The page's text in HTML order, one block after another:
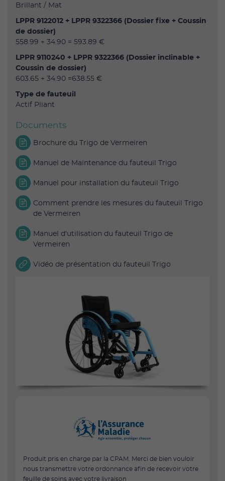
Brillant / Mat
LPPR 9122012 + LPPR 9322366 (Dossier fixe + Coussin
de dossier)
558.99 + 34.90 = 593.89 €
LPPR 9110240 + LPPR 9322366 (Dossier inclinable +
Coussin de dossier)
603.65 + 34.90 =638.55 €
Type de fauteuil
Actif Pliant
Documents
Brochure du Trigo de Vermeiren
Manuel de Maintenance du fauteuil Trigo
Manuel pour installation du fauteuil Trigo
Comment prendre les mesures du fauteuil Trigo
de Vermeiren
Manuel d'utilisation du fauteuil Trigo de
Vermeiren
Vidéo de présentation du fauteuil Trigo
Produit pris en charge par la CPAM. Merci de bien vouloir
nous transmettre votre ordonnance afin de recevoir votre
feuille de soins avec votre livraison